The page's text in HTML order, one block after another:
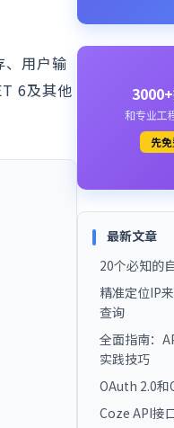
、用户输
6及其他
和专业工
先
最新文章
20个必知的
精准定位IP
查询
全面指南：
实践技巧
OAuth 2.0
Coze API接